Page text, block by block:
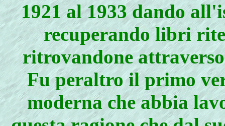
1921 al 1933 dando
recuperando libri
ritrovandone
Fu peraltro il primo
moderna che abbia